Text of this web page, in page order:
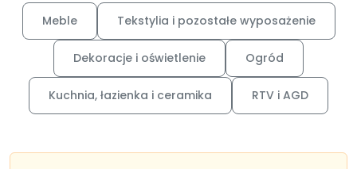
Meble Tekstylia i pozostałe wyposażenie
Dekoracje i oświetlenie Ogród
Kuchnia, łazienka i ceramika RTV i AGD